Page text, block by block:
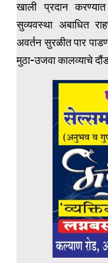
खाली प्रदान
सुव्यवस्था अबाधित
अवर्तन सुरळीत पार
मुठा-उजवा कालव्याचे